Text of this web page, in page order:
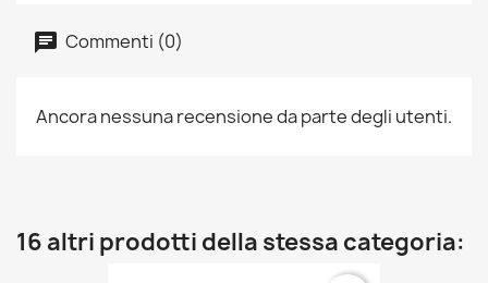
Commenti (0)
Ancora nessuna recensione da parte degli utenti.
16 altri prodotti della stessa categoria: